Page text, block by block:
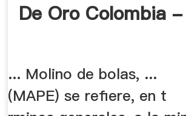
De Oro Colombia
... Molino de bolas, ...
(MAPE) se refiere, en t